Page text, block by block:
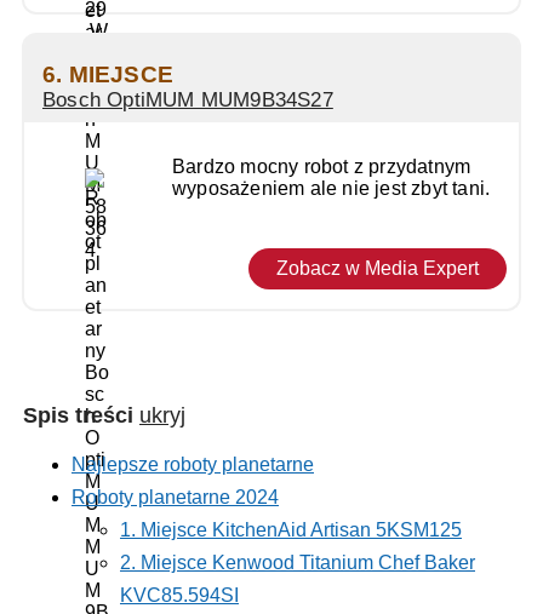
6. MIEJSCE
Bosch OptiMUM MUM9B34S27
Bardzo mocny robot z przydatnym
wyposażeniem ale nie jest zbyt tani.
Zobacz w Media Expert
Spis treści ukryj
Najlepsze roboty planetarne
Roboty planetarne 2024
1. Miejsce KitchenAid Artisan 5KSM125
2. Miejsce Kenwood Titanium Chef Baker
KVC85.594SI